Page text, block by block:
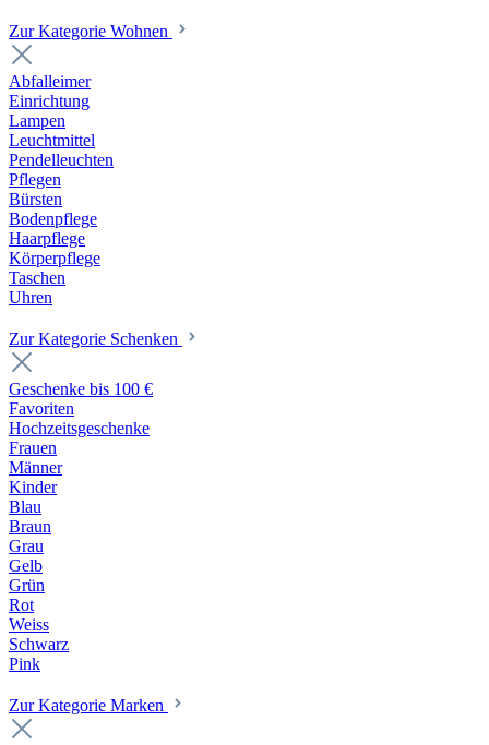
Zur Kategorie Wohnen
Abfalleimer
Einrichtung
Lampen
Leuchtmittel
Pendelleuchten
Pflegen
Bürsten
Bodenpflege
Haarpflege
Körperpflege
Taschen
Uhren
Zur Kategorie Schenken
Geschenke bis 100 €
Favoriten
Hochzeitsgeschenke
Frauen
Männer
Kinder
Blau
Braun
Grau
Gelb
Grün
Rot
Weiss
Schwarz
Pink
Zur Kategorie Marken